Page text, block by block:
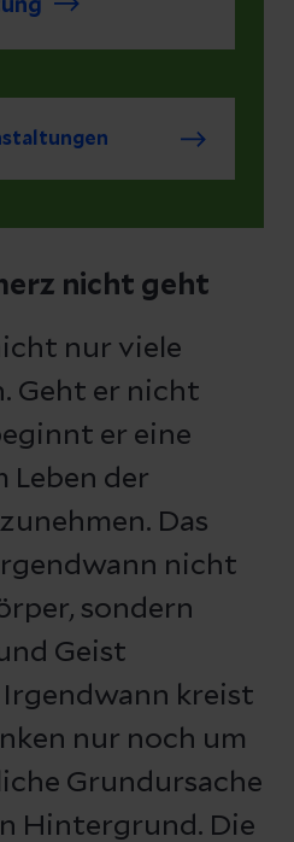
nicht geht
nur viele
Geht er nicht
er eine
Leben der
Das
nicht
sondern
Geist
kreist
nur noch um
Grundursache
Hintergrund. Die